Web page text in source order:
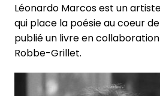
Léonardo Marcos est un
qui place la poésie au coeur
publié un livre en
Robbe-Grillet.